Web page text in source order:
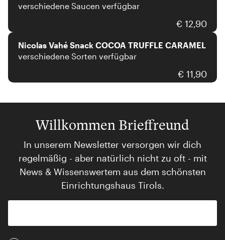
verschiedene Saucen verfügbar
€ 12,90
Nicolas Vahé
Nicolas Vahé Snack COCOA TRUFFLE CARAMEL
verschiedene Sorten verfügbar
€ 11,90
Willkommen Brieffreund
In unserem Newsletter versorgen wir dich
regelmäßig - aber natürlich nicht zu oft - mit
News & Wissenswertem aus dem schönsten
Einrichtungshaus Tirols.